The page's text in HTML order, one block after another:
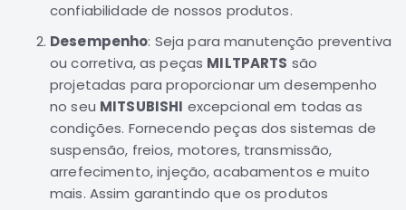
Suspensão
Freio
Correias
Filtros
Transmissão
Elétrica
Acessórios
confiabilidade de nossos produtos.
Desempenho: Seja para manutenção preventiva
ou corretiva, as peças MILTPARTS são
projetadas para proporcionar um desempenho
no seu MITSUBISHI excepcional em todas as
condições. Fornecendo peças dos sistemas de
suspensão, freios, motores, transmissão,
arrefecimento, injeção, acabamentos e muito
mais. Assim garantindo que os produtos